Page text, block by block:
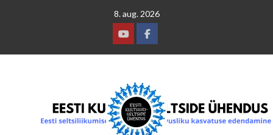
8. aug. 2026
YoutubeFacebook